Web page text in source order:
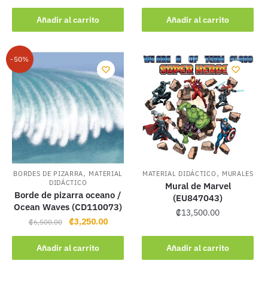
Añadir al carrito Añadir al carrito
-50%
BORDES DE PIZARRA, MATERIAL
DIDÁCTICO
Borde de pizarra oceano /
Ocean Waves (CD110073)
₡6,500.00
Original
price
was:
₡6,500.00.
₡3,250.00Current
price
₡3,250.00.
Añadir al carrito
MATERIAL DIDÁCTICO , MURALES
Mural de Marvel
(EU847043)
₡13,500.00
Añadir al carrito